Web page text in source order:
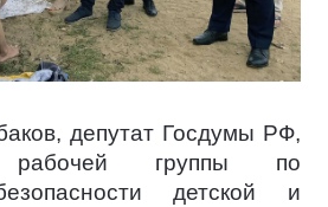
депутат Госдумы РФ,
рабочей группы по
детской и